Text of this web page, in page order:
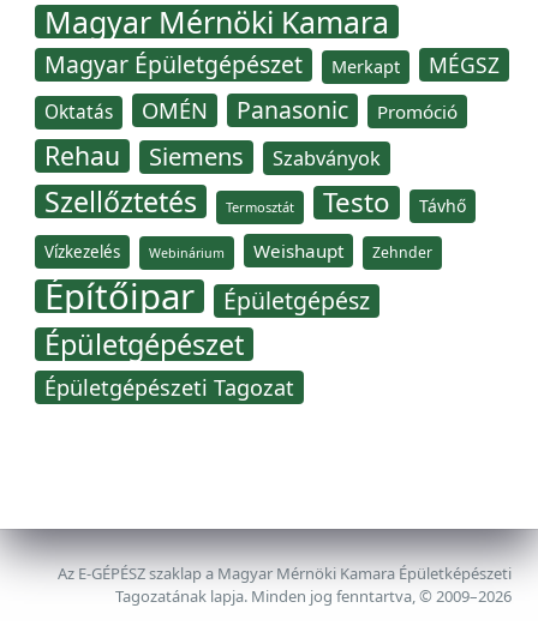
Magyar Mérnöki Kamara
Magyar Épületgépészet Merkapt MÉGSZ
Oktatás OMÉN Panasonic Promóció
Rehau Siemens Szabványok
Szellőztetés Termosztát Testo Távhő
Vízkezelés Webinárium Weishaupt Zehnder
Építőipar Épületgépész
Épületgépészet
Épületgépészeti Tagozat
Az E-GÉPÉSZ szaklap a Magyar Mérnöki Kamara Épületképészeti
Tagozatának lapja. Minden jog fenntartva, © 2009–2026